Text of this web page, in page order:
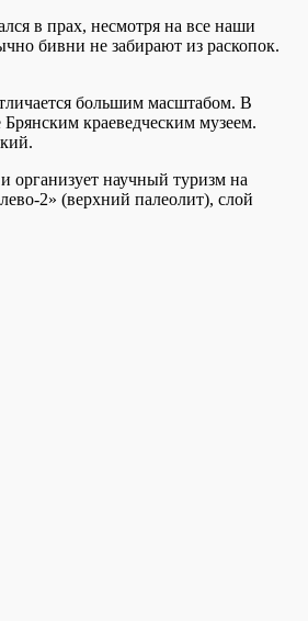
в прах, несмотря на все наши
бивни не забирают из раскопок.
большим масштабом. В
краеведческим музеем.
организует научный туризм на
2» (верхний палеолит), слой